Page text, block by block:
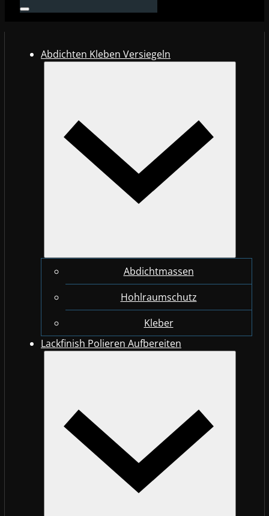
Abdichten Kleben Versiegeln
Abdichtmassen
Hohlraumschutz
Kleber
Lackfinish Polieren Aufbereiten